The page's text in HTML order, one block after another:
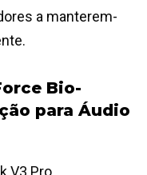
a manterem-
Bio-
para Áudio